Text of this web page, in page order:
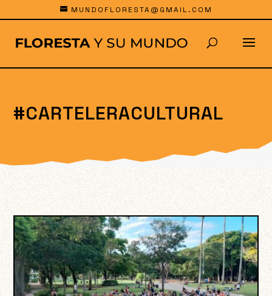
MUNDOFLORESTA@GMAIL.COM
#CARTELERACULTURAL